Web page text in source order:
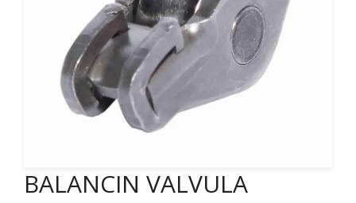
BALANCIN VALVULA